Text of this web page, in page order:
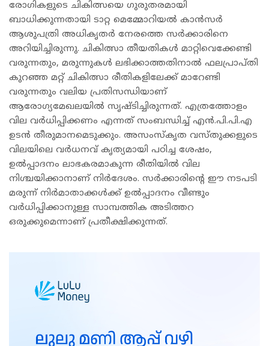
രോഗികളുടെ ചികിത്സയെ ഗുരുതരമായി
ബാധിക്കുന്നതായി ടാറ്റ മെമ്മോറിയൽ കാൻസർ
ആശുപത്രി അധികൃതർ നേരത്തെ സർക്കാരിനെ
അറിയിച്ചിരുന്നു. ചികിത്സാ തീയതികൾ മാറ്റിവെക്കേണ്ടി
വരുന്നതും, മരുന്നുകൾ ലഭിക്കാത്തതിനാൽ ഫലപ്രാപ്തി
കുറഞ്ഞ മറ്റ് ചികിത്സാ രീതികളിലേക്ക് മാറേണ്ടി
വരുന്നതും വലിയ പ്രതിസന്ധിയാണ്
ആരോഗ്യമേഖലയിൽ സൃഷ്ടിച്ചിരുന്നത്. എത്രത്തോളം
വില വർധിപ്പിക്കണം എന്നത് സംബന്ധിച്ച് എൻ.പി.പി.എ
ഉടൻ തീരുമാനമെടുക്കും. അസംസ്കൃത വസ്തുക്കളുടെ
വിലയിലെ വർധനവ് കൃത്യമായി പഠിച്ച ശേഷം,
ഉൽപ്പാദനം ലാഭകരമാകുന്ന രീതിയിൽ വില
നിശ്ചയിക്കാനാണ് നിർദേശം. സർക്കാരിന്റെ ഈ നടപടി
മരുന്ന് നിർമാതാക്കൾക്ക് ഉൽപ്പാദനം വീണ്ടും
വർധിപ്പിക്കാനുള്ള സാമ്പത്തിക അടിത്തറ
ഒരുക്കുമെന്നാണ് പ്രതീക്ഷിക്കുന്നത്.